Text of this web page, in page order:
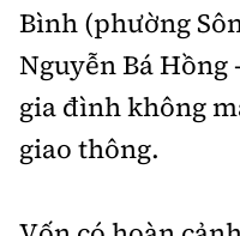
Bình (phường
Nguyễn Bá
gia đình không
giao thông.